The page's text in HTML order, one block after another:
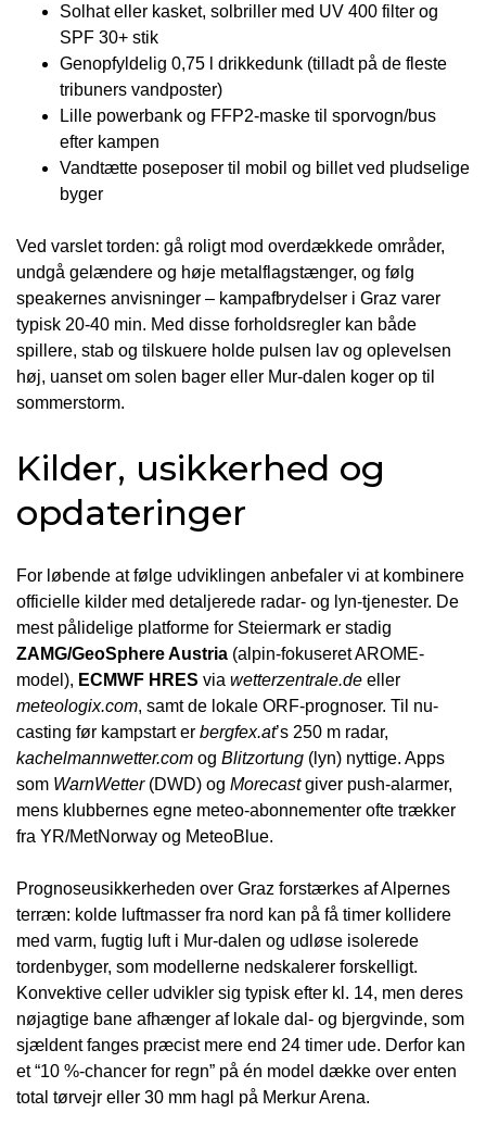
Solhat eller kasket, solbriller med UV 400 filter og
SPF 30+ stik
Genopfyldelig 0,75 l drikkedunk (tilladt på de fleste
tribuners vandposter)
Lille powerbank og FFP2-maske til sporvogn/bus
efter kampen
Vandtætte poseposer til mobil og billet ved pludselige
byger
Ved varslet torden: gå roligt mod overdækkede områder,
undgå gelændere og høje metalflagstænger, og følg
speakernes anvisninger – kampafbrydelser i Graz varer
typisk 20-40 min. Med disse forholdsregler kan både
spillere, stab og tilskuere holde pulsen lav og oplevelsen
høj, uanset om solen bager eller Mur-dalen koger op til
sommerstorm.
Kilder, usikkerhed og
opdateringer
For løbende at følge udviklingen anbefaler vi at kombinere
officielle kilder med detaljerede radar- og lyn-tjenester. De
mest pålidelige platforme for Steiermark er stadig
ZAMG/GeoSphere Austria (alpin‐fokuseret AROME-
model), ECMWF HRES via wetterzentrale.de eller
meteologix.com, samt de lokale ORF-prognoser. Til nu-
casting før kampstart er bergfex.at’s 250 m radar,
kachelmannwetter.com og Blitzortung (lyn) nyttige. Apps
som WarnWetter(DWD) og Morecastgiver push-alarmer,
mens klubbernes egne meteo-abonnementer ofte trækker
fra YR/MetNorway og MeteoBlue.
Prognoseusikkerheden over Graz forstærkes af Alpernes
terræn: kolde luftmasser fra nord kan på få timer kollidere
med varm, fugtig luft i Mur-dalen og udløse isolerede
tordenbyger, som modellerne nedskalerer forskelligt.
Konvektive celler udvikler sig typisk efter kl. 14, men deres
nøjagtige bane afhænger af lokale dal- og bjergvinde, som
sjældent fanges præcist mere end 24 timer ude. Derfor kan
et “10 %-chancer for regn” på én model dække over enten
total tørvejr eller 30 mm hagl på Merkur Arena.